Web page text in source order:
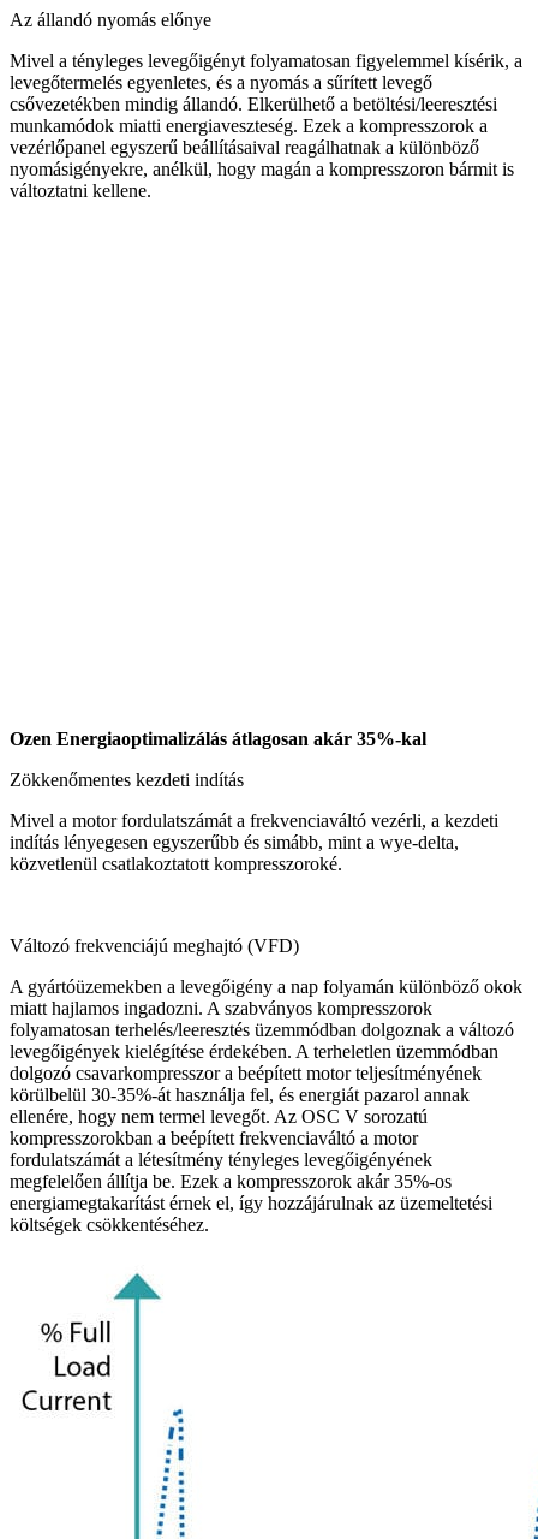
Az állandó nyomás előnye
Mivel a tényleges levegőigényt folyamatosan figyelemmel kísérik, a
levegőtermelés egyenletes, és a nyomás a sűrített levegő
csővezetékben mindig állandó. Elkerülhető a betöltési/leeresztési
munkamódok miatti energiaveszteség. Ezek a kompresszorok a
vezérlőpanel egyszerű beállításaival reagálhatnak a különböző
nyomásigényekre, anélkül, hogy magán a kompresszoron bármit is
változtatni kellene.
Ozen Energiaoptimalizálás átlagosan akár 35%-kal
Zökkenőmentes kezdeti indítás
Mivel a motor fordulatszámát a frekvenciaváltó vezérli, a kezdeti
indítás lényegesen egyszerűbb és simább, mint a wye-delta,
közvetlenül csatlakoztatott kompresszoroké.
Változó frekvenciájú meghajtó (VFD)
A gyártóüzemekben a levegőigény a nap folyamán különböző okok
miatt hajlamos ingadozni. A szabványos kompresszorok
folyamatosan terhelés/leeresztés üzemmódban dolgoznak a változó
levegőigények kielégítése érdekében. A terheletlen üzemmódban
dolgozó csavarkompresszor a beépített motor teljesítményének
körülbelül 30-35%-át használja fel, és energiát pazarol annak
ellenére, hogy nem termel levegőt. Az OSC V sorozatú
kompresszorokban a beépített frekvenciaváltó a motor
fordulatszámát a létesítmény tényleges levegőigényének
megfelelően állítja be. Ezek a kompresszorok akár 35%-os
energiamegtakarítást érnek el, így hozzájárulnak az üzemeltetési
költségek csökkentéséhez.